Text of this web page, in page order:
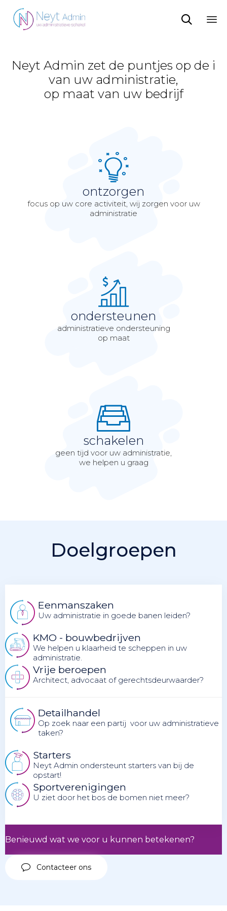

Neyt Admin zet de puntjes op de i
van uw administratie,
op maat van uw bedrijf
ontzorgen
focus op uw core activiteit, wij zorgen voor uw
administratie
ondersteunen
administratieve ondersteuning
op maat
schakelen
geen tijd voor uw administratie,
we helpen u graag
Doelgroepen
Eenmanszaken
Uw administratie in goede banen leiden?
KMO - bouwbedrijven
We helpen u klaarheid te scheppen in uw
administratie.
Vrije beroepen
Architect, advocaat of gerechtsdeurwaarder?
Detailhandel
Op zoek naar een partij voor uw administratieve
taken?
Starters
Neyt Admin ondersteunt starters van bij de
opstart!
Sportverenigingen
U ziet door het bos de bomen niet meer?
Benieuwd wat we voor u kunnen betekenen?
Contacteer ons